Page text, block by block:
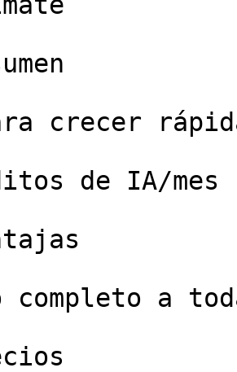
crecer
de IA/mes
completo a